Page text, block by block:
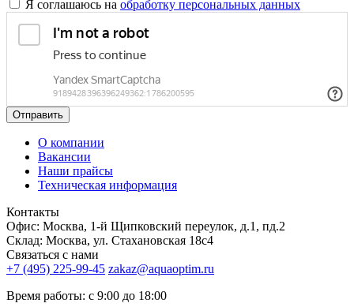
Я соглашаюсь на обработку персональных данных
Отправить
О компании
Вакансии
Наши прайсы
Техническая информация
Контакты
Офис: Москва, 1-й Щипковский переулок, д.1, пд.2
Склад: Москва, ул. Стахановская 18с4
Связаться с нами
+7 (495) 225-99-45 zakaz@aquaoptim.ru
Время работы: с 9:00 до 18:00